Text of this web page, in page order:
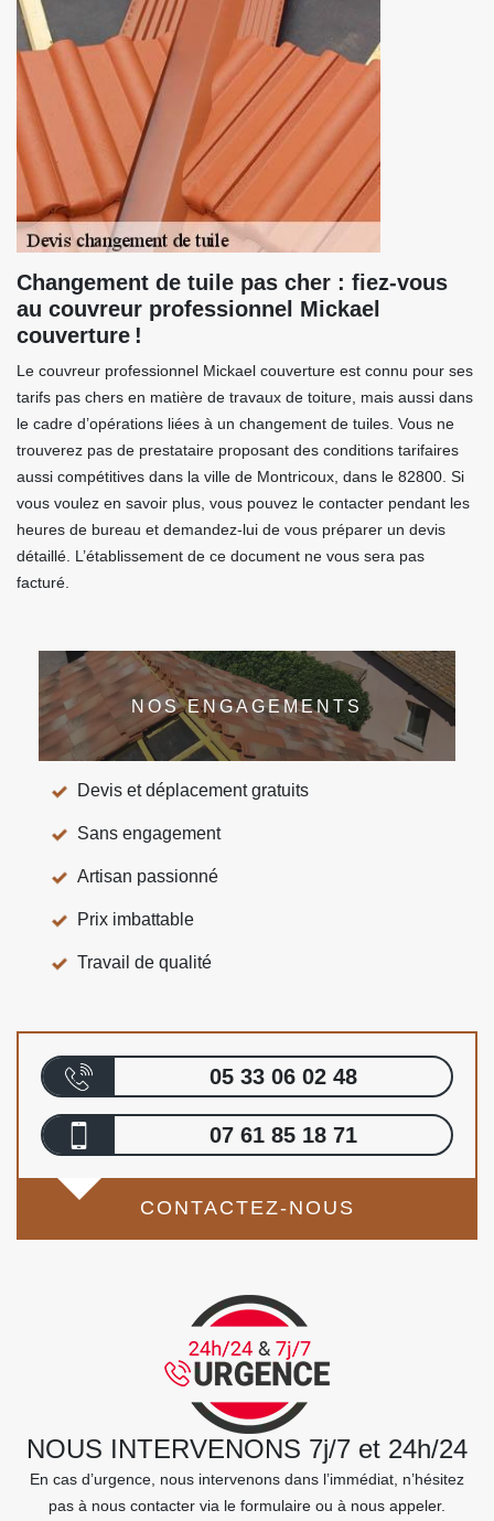
Changement de tuile pas cher : fiez-vous
au couvreur professionnel Mickael
couverture !
Le couvreur professionnel Mickael couverture est connu pour ses
tarifs pas chers en matière de travaux de toiture, mais aussi dans
le cadre d’opérations liées à un changement de tuiles. Vous ne
trouverez pas de prestataire proposant des conditions tarifaires
aussi compétitives dans la ville de Montricoux, dans le 82800. Si
vous voulez en savoir plus, vous pouvez le contacter pendant les
heures de bureau et demandez-lui de vous préparer un devis
détaillé. L’établissement de ce document ne vous sera pas
facturé.
NOS ENGAGEMENTS
Devis et déplacement gratuits
Sans engagement
Artisan passionné
Prix imbattable
Travail de qualité
05 33 06 02 48
07 61 85 18 71
CONTACTEZ-NOUS
NOUS INTERVENONS 7j/7 et 24h/24
En cas d’urgence, nous intervenons dans l’immédiat, n’hésitez
pas à nous contacter via le formulaire ou à nous appeler.